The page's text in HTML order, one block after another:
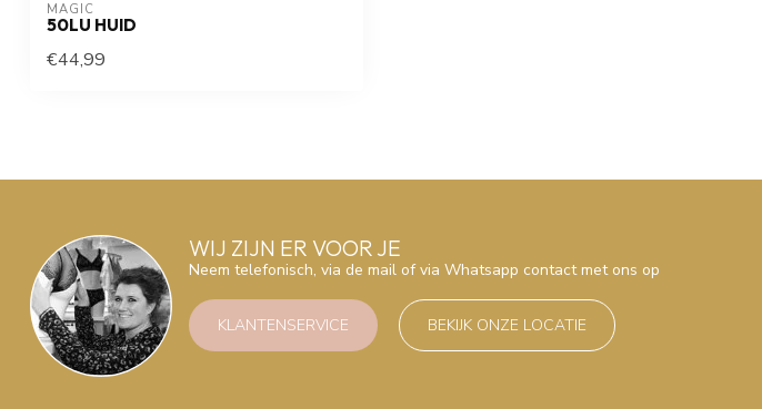
MAGIC
50LU HUID
€44,99
WIJ ZIJN ER VOOR JE
Neem telefonisch, via de mail of via Whatsapp contact met ons op
KLANTENSERVICE BEKIJK ONZE LOCATIE